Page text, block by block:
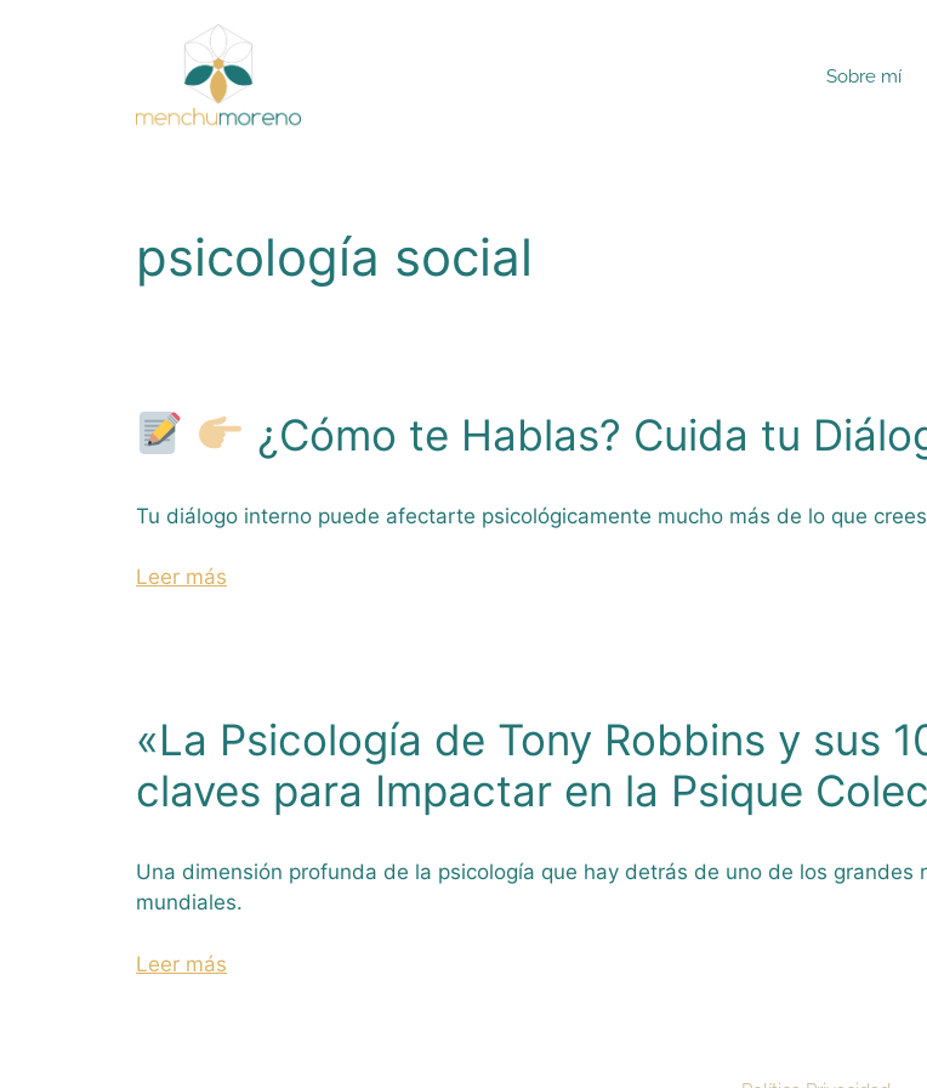
Sobre mí
psicología social
¿Cómo te Hablas? Cuida tu
Tu diálogo interno puede afectarte psicológicamente mucho más de lo que
Leer más
«La Psicología de Tony Robbins y sus
claves para Impactar en la Psique
Una dimensión profunda de la psicología que hay detrás de uno de los grandes
mundiales.
Leer más